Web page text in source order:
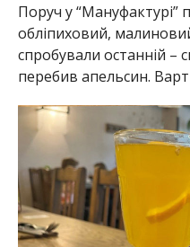
Поруч у
обліпиховий,
спробували останній –
перебив апельсин.